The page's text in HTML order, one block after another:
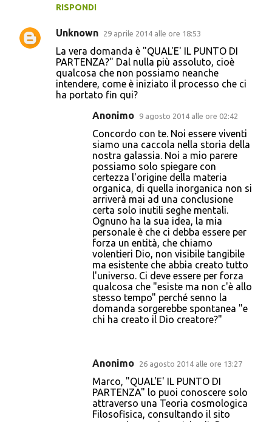
RISPONDI
Unknown 29 aprile 2014 alle ore 18:53
La vera domanda è "QUAL'E' IL PUNTO DI
PARTENZA?" Dal nulla più assoluto, cioè
qualcosa che non possiamo neanche
intendere, come è iniziato il processo che ci
ha portato fin qui?
Anonimo
9 agosto 2014 alle ore 02:42
Concordo con te. Noi essere viventi
siamo una caccola nella storia della
nostra galassia. Noi a mio parere
possiamo solo spiegare con
certezza l'origine della materia
organica, di quella inorganica non si
arriverà mai ad una conclusione
certa solo inutili seghe mentali.
Ognuno ha la sua idea, la mia
personale è che ci debba essere per
forza un entità, che chiamo
volentieri Dio, non visibile tangibile
ma esistente che abbia creato tutto
l'universo. Ci deve essere per forza
qualcosa che "esiste ma non c'è allo
stesso tempo" perché senno la
domanda sorgerebbe spontanea "e
chi ha creato il Dio creatore?"
Anonimo 26 agosto 2014 alle ore 13:27
Marco, "QUAL'E' IL PUNTO DI
PARTENZA" lo puoi conoscere solo
attraverso una Teoria cosmologica
Filosofisica, consultando il sito